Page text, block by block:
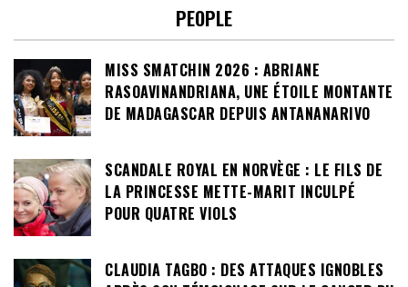
PEOPLE
MISS SMATCHIN 2026 : ABRIANE
RASOAVINANDRIANA, UNE ÉTOILE MONTANTE
DE MADAGASCAR DEPUIS ANTANANARIVO
SCANDALE ROYAL EN NORVÈGE : LE FILS DE
LA PRINCESSE METTE-MARIT INCULPÉ
POUR QUATRE VIOLS
CLAUDIA TAGBO : DES ATTAQUES IGNOBLES